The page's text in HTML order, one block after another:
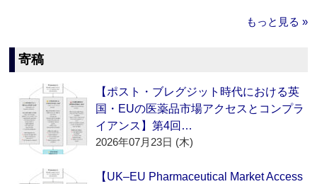
もっと見る »
寄稿
【ポスト・ブレグジット時代における英
国・EUの医薬品市場アクセスとコンプラ
イアンス】第4回…
2026年07月23日 (木)
【UK–EU Pharmaceutical Market Access